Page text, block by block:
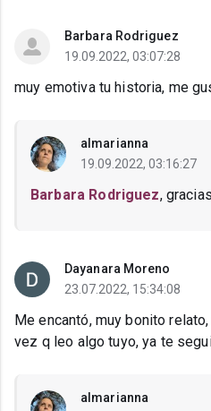
Barbara Rodriguez
19.09.2022, 03:07:28
muy emotiva tu historia, me
almarianna
19.09.2022, 03:16:27
Barbara Rodriguez,
Dayanara Moreno
23.07.2022, 15:34:08
Me encantó, muy bonito
vez q leo algo tuyo, ya te
almarianna